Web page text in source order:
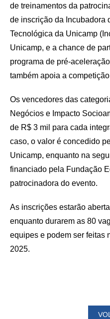
de treinamentos da
de inscrição da Incubadora
Tecnológica da Unicamp
Unicamp, e a chance de
programa de pré-
também apoia a
Os vencedores das
Negócios e Impacto
de R$ 3 mil para cada
caso, o valor é concedido
Unicamp, enquanto na
financiado pela Fundação
patrocinadora do evento.
As inscrições estarão
enquanto durarem as 80
equipes e podem ser feitas
2025.